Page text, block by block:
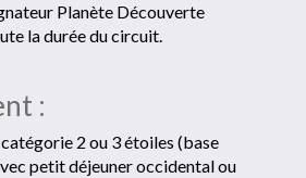
Planète Découverte
la durée du circuit.
:
2 ou 3 étoiles (base
petit déjeuner occidental ou